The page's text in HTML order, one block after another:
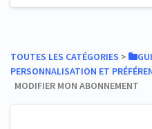
TOUTES LES CATÉGORIES ​ > ​
PERSONNALISATION ET
MODIFIER MON ABONNEMENT